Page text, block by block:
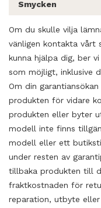
Smycken
Om du skulle vilja
vänligen kontakta vårt
kunna hjälpa dig, ber vi
som möjligt, inklusive
Om din garantiansökan
produkten för vidare
produkten eller byter
modell inte finns
modell eller ett
under resten av
tillbaka produkten till
fraktkostnaden för
reparation, utbyte